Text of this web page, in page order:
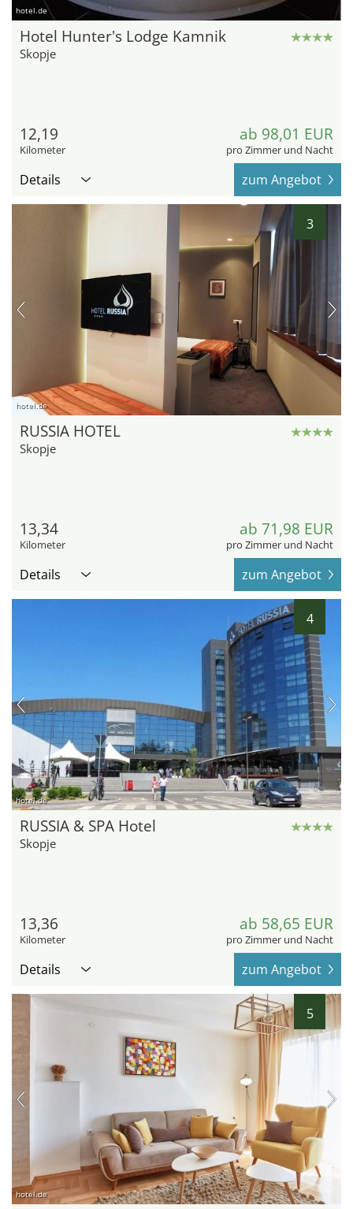
hotel.de
Hotel Hunter's Lodge Kamnik
Skopje
12,19
Kilometer
ab 98,01 EUR
pro Zimmer und Nacht
Details zum Angebot
3
hotel.de
RUSSIA HOTEL
Skopje
13,34
Kilometer
ab 71,98 EUR
pro Zimmer und Nacht
Details zum Angebot
4
hotel.de
RUSSIA & SPA Hotel
Skopje
13,36
Kilometer
ab 58,65 EUR
pro Zimmer und Nacht
Details zum Angebot
5
hotel.de